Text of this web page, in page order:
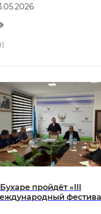
пройдёт «III